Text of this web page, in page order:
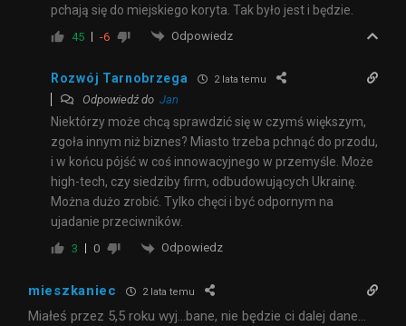
pchają się do miejskiego koryta. Tak było jest i będzie.
45 -6 Odpowiedz
Rozwój Tarnobrzega 2 lata temu
Odpowiedź do Jan
Niektórzy może chcą sprawdzić się w czymś większym,
zgoła innym niż biznes? Miasto trzeba pchnąć do przodu,
i w końcu pójść w coś innowacyjnego w przemyśle. Może
high-tech, czy siedziby firm, odbudowujących Ukrainę.
Można dużo zrobić. Tylko chęci i być odpornym na
ujadanie przeciwników.
3 0 Odpowiedz
mieszkaniec 2 lata temu
Miałeś przez 5,5 roku wyj…bane, nie będzie ci dalej dane…